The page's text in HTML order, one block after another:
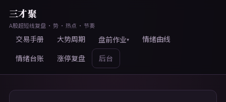
三才聚
A股超短线复盘 · 势 · 热点 · 节奏
交易手册 大势周期 盘前作业▾
情绪曲线
情绪台账
涨停复盘 后台